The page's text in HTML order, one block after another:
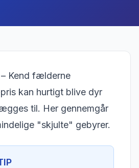
Kend fælderne
kan hurtigt blive dyr
til. Her gennemgår
"skjulte" gebyrer.